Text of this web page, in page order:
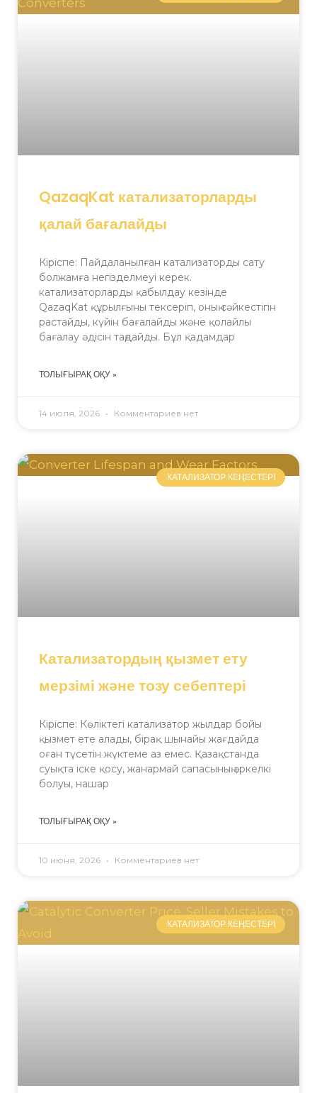
QazaqKat катализаторларды
қалай бағалайды
Кіріспе: Пайдаланылған катализаторды сату
болжамға негізделмеуі керек.
катализаторларды қабылдау кезінде
QazaqKat құрылғыны тексеріп, оның сәйкестігін
растайды, күйін бағалайды және қолайлы
бағалау әдісін таңдайды. Бұл қадамдар
ТОЛЫҒЫРАҚ ОҚУ »
14 июля, 2026 Комментариев нет
КАТАЛИЗАТОР КЕҢЕСТЕРІ
Катализатордың қызмет ету
мерзімі және тозу себептері
Кіріспе: Көліктегі катализатор жылдар бойы
қызмет ете алады, бірақ шынайы жағдайда
оған түсетін жүктеме аз емес. Қазақстанда
суықта іске қосу, жанармай сапасының әркелкі
болуы, нашар
ТОЛЫҒЫРАҚ ОҚУ »
10 июня, 2026 Комментариев нет
КАТАЛИЗАТОР КЕҢЕСТЕРІ